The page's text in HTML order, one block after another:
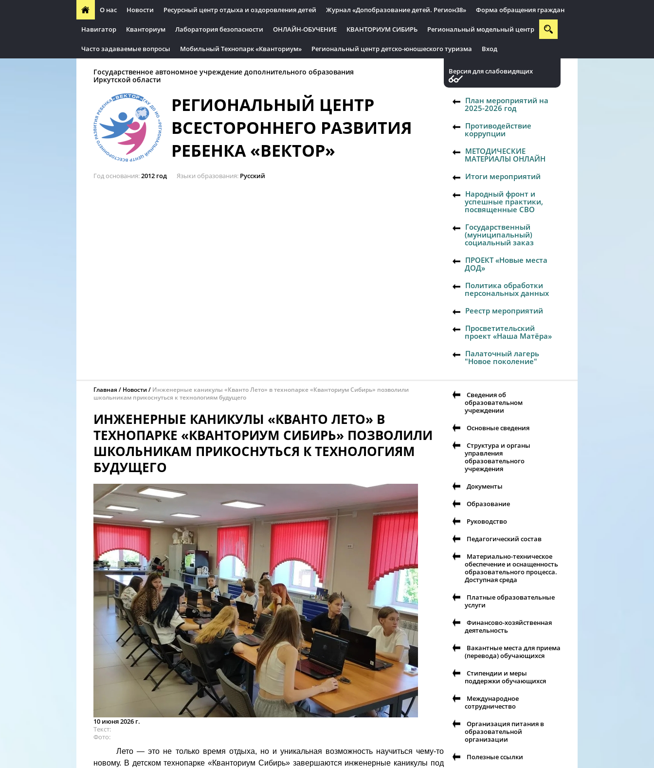
О нас Новости Ресурсный центр отдыха и оздоровления детей Журнал «Допобразование детей. Регион38» Форма обращения граждан
Навигатор Кванториум Лаборатория безопасности ОНЛАЙН-ОБУЧЕНИЕ КВАНТОРИУМ СИБИРЬ Региональный модельный центр
Часто задаваемые вопросы Мобильный Технопарк «Кванториум» Региональный центр детско-юношеского туризма Вход
Государственное автономное учреждение дополнительного образования
Иркутской области
РЕГИОНАЛЬНЫЙ ЦЕНТР
ВСЕСТОРОННЕГО РАЗВИТИЯ
РЕБЕНКА «ВЕКТОР»
Год основания 2012 год Языки образования Русский
Версия для слабовидящих
План мероприятий на
2025-2026 год
Противодействие
коррупции
МЕТОДИЧЕСКИЕ
МАТЕРИАЛЫ ОНЛАЙН
Итоги мероприятий
Народный фронт и
успешные практики,
посвященные СВО
Государственный
(муниципальный)
социальный заказ
ПРОЕКТ «Новые места
ДОД»
Политика обработки
персональных данных
Реестр мероприятий
Просветительский
проект «Наша Матёра»
Палаточный лагерь
"Новое поколение"
Главная Новости
Инженерные каникулы «Кванто Лето» в технопарке «Кванториум Сибирь» позволили
школьникам прикоснуться к технологиям будущего
ИНЖЕНЕРНЫЕ КАНИКУЛЫ «КВАНТО ЛЕТО» В
ТЕХНОПАРКЕ «КВАНТОРИУМ СИБИРЬ» ПОЗВОЛИЛИ
ШКОЛЬНИКАМ ПРИКОСНУТЬСЯ К ТЕХНОЛОГИЯМ
БУДУЩЕГО
10 июня 2026 г.
Текст
Фото
Лето — это не только время отдыха, но и уникальная возможность научиться чему-то
новому. В детском технопарке «Кванториум Сибирь» завершаются инженерные каникулы под
Сведения об
образовательном
учреждении
Основные сведения
Структура и органы
управления
образовательного
учреждения
Документы
Образование
Руководство
Педагогический состав
Материально-техническое
обеспечение и оснащенность
образовательного процесса.
Доступная среда
Платные образовательные
услуги
Финансово-хозяйственная
деятельность
Вакантные места для приема
(перевода) обучающихся
Стипендии и меры
поддержки обучающихся
Международное
сотрудничество
Организация питания в
образовательной
организации
Полезные ссылки